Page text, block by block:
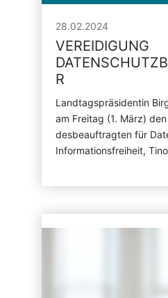
28.02.2024
VEREIDIGUNG
R
Landtagspräsidentin
am Freitag (1. März)
desbeauftragten für
Informationsfreiheit,